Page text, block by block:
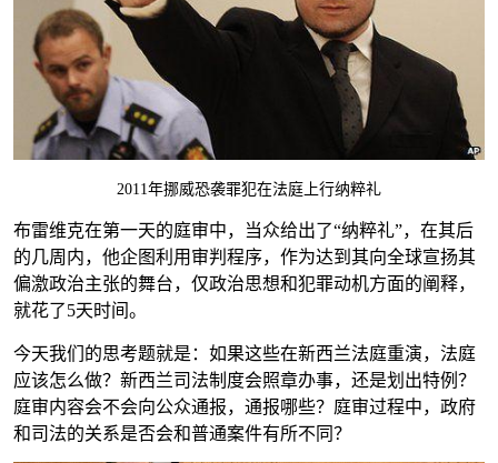
2011年挪威恐袭罪犯在法庭上行纳粹礼
布雷维克在第一天的庭审中，当众给出了“纳粹礼”，在其后
的几周内，他企图利用审判程序，作为达到其向全球宣扬其
偏激政治主张的舞台，仅政治思想和犯罪动机方面的阐释，
就花了5天时间。
今天我们的思考题就是：如果这些在新西兰法庭重演，法庭
应该怎么做？新西兰司法制度会照章办事，还是划出特例？
庭审内容会不会向公众通报，通报哪些？庭审过程中，政府
和司法的关系是否会和普通案件有所不同？